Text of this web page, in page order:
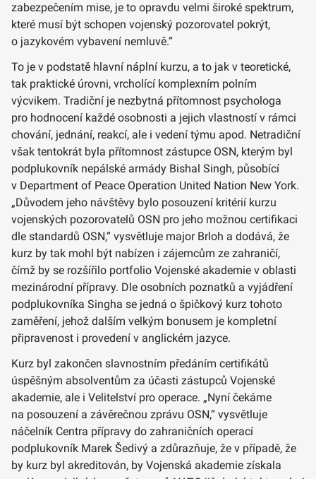
zabezpečením mise, je to opravdu velmi široké spektrum,
které musí být schopen vojenský pozorovatel pokrýt,
o jazykovém vybavení nemluvě.“
To je v podstatě hlavní náplní kurzu, a to jak v teoretické,
tak praktické úrovni, vrcholící komplexním polním
výcvikem. Tradiční je nezbytná přítomnost psychologa
pro hodnocení každé osobnosti a jejich vlastností v rámci
chování, jednání, reakcí, ale i vedení týmu apod. Netradiční
však tentokrát byla přítomnost zástupce OSN, kterým byl
podplukovník nepálské armády Bishal Singh, působící
v Department of Peace Operation United Nation New York.
„Důvodem jeho návštěvy bylo posouzení kritérií kurzu
vojenských pozorovatelů OSN pro jeho možnou certifikaci
dle standardů OSN,“ vysvětluje major Brloh a dodává, že
kurz by tak mohl být nabízen i zájemcům ze zahraničí,
čímž by se rozšířilo portfolio Vojenské akademie v oblasti
mezinárodní přípravy. Dle osobních poznatků a vyjádření
podplukovníka Singha se jedná o špičkový kurz tohoto
zaměření, jehož dalším velkým bonusem je kompletní
připravenost i provedení v anglickém jazyce.
Kurz byl zakončen slavnostním předáním certifikátů
úspěšným absolventům za účasti zástupců Vojenské
akademie, ale i Velitelství pro operace. „Nyní čekáme
na posouzení a závěrečnou zprávu OSN,“ vysvětluje
náčelník Centra přípravy do zahraničních operací
podplukovník Marek Šedivý a zdůrazňuje, že v případě, že
by kurz byl akreditován, by Vojenská akademie získala